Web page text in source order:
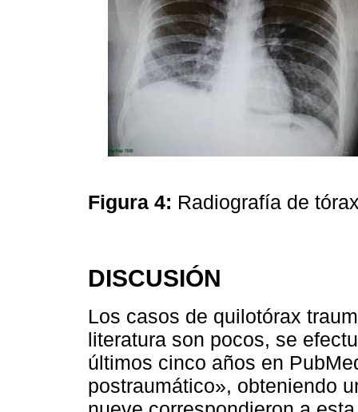
Figura 4: Radiografía de
DISCUSIÓN
Los casos de quilotórax
literatura son pocos, se
últimos cinco años en
postraumático», obteniendo